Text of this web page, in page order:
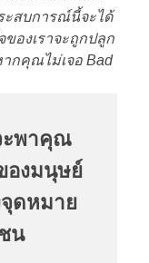
สบการณ์นี้จะได้
ของเราจะถูกปลูก
กคุณไม่เจอ Bad
ะพาคุณ
องมนุษย์
จุดหมาย
น